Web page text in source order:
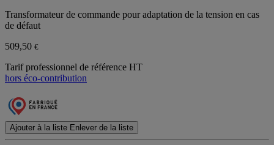
Transformateur de commande pour adaptation de la tension en cas
de défaut
509,50 €
Tarif professionnel de référence HT
hors éco-contribution
Ajouter à la liste Enlever de la liste